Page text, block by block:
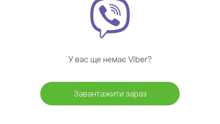
У вас ще немає Viber?
Завантажити зараз